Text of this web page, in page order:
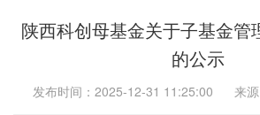
陕西科创母基金关于子基金管
的公示
发布时间：2025-12-31 11:25:00 来